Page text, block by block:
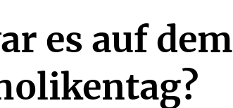
es auf dem